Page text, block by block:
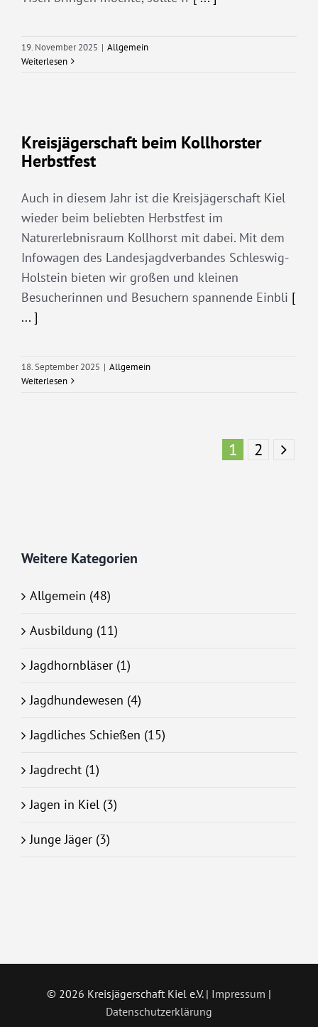
19. November 2025 | Allgemein
Weiterlesen
Kreisjägerschaft beim Kollhorster
Herbstfest
Auch in diesem Jahr ist die Kreisjägerschaft Kiel
wieder beim beliebten Herbstfest im
Naturerlebnisraum Kollhorst mit dabei. Mit dem
Infowagen des Landesjagdverbandes Schleswig-
Holstein bieten wir großen und kleinen
Besucherinnen und Besuchern spannende Einbli [
... ]
18. September 2025 | Allgemein
Weiterlesen
1 2
Weitere Kategorien
Allgemein (48)
Ausbildung (11)
Jagdhornbläser (1)
Jagdhundewesen (4)
Jagdliches Schießen (15)
Jagdrecht (1)
Jagen in Kiel (3)
Junge Jäger (3)
© 2026 Kreisjägerschaft Kiel e.V. | Impressum |
Datenschutzerklärung